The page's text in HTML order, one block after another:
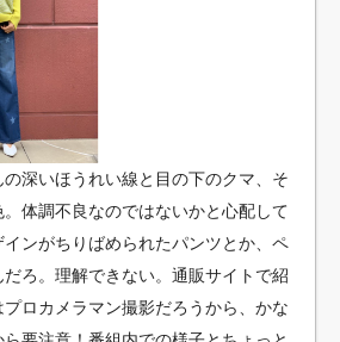
深いほうれい線と目の下のクマ、そ
。体調不良なのではないかと心配して
ンがちりばめられたパンツとか、ペ
ろ。理解できない。通販サイトで紹
ロカメラマン撮影だろうから、かな